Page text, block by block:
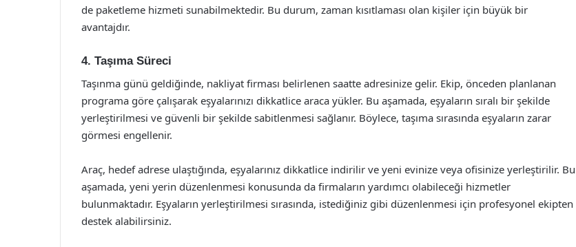
de paketleme hizmeti sunabilmektedir. Bu durum, zaman kısıtlaması olan kişiler için büyük bir
avantajdır.
4. Taşıma Süreci
Taşınma günü geldiğinde, nakliyat firması belirlenen saatte adresinize gelir. Ekip, önceden planlanan
programa göre çalışarak eşyalarınızı dikkatlice araca yükler. Bu aşamada, eşyaların sıralı bir şekilde
yerleştirilmesi ve güvenli bir şekilde sabitlenmesi sağlanır. Böylece, taşıma sırasında eşyaların zarar
görmesi engellenir.
Araç, hedef adrese ulaştığında, eşyalarınız dikkatlice indirilir ve yeni evinize veya ofisinize yerleştirilir. Bu
aşamada, yeni yerin düzenlenmesi konusunda da firmaların yardımcı olabileceği hizmetler
bulunmaktadır. Eşyaların yerleştirilmesi sırasında, istediğiniz gibi düzenlenmesi için profesyonel ekipten
destek alabilirsiniz.